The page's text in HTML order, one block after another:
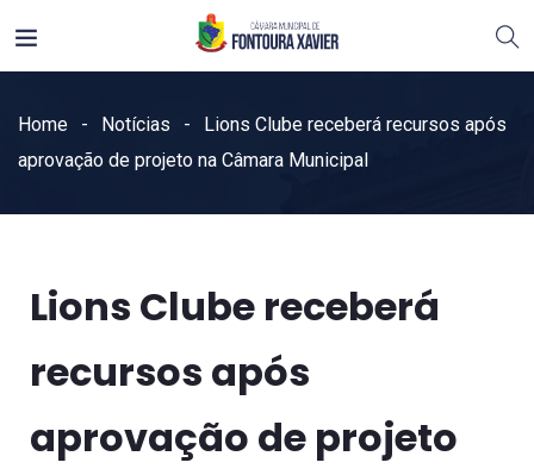
Home Notícias
Lions Clube receberá recursos após
aprovação de projeto na Câmara Municipal
Lions Clube receberá
recursos após
aprovação de projeto